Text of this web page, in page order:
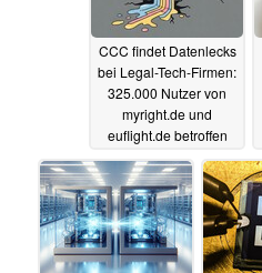
CCC findet Datenlecks
bei Legal-Tech-Firmen:
325.000 Nutzer von
myright.de und
euflight.de betroffen
07.02.2025